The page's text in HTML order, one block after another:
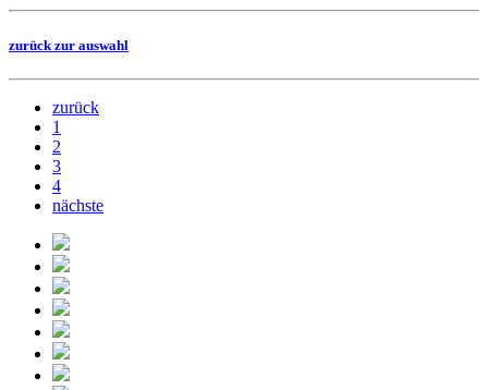
zurück zur auswahl
zurück
1
2
3
4
nächste